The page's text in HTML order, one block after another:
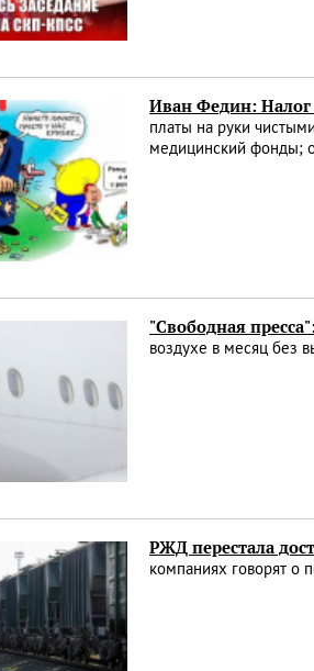
Иван Федин: Налог
платы на руки
медицинский фонды;
"Свободная
воздухе в месяц без
РЖД перестала
компаниях говорят о